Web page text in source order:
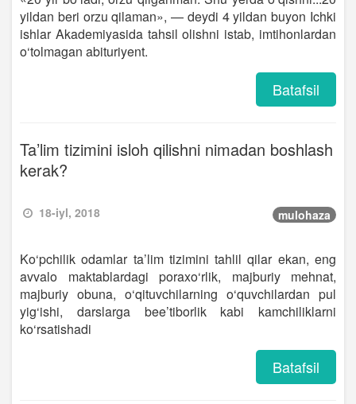
yildan beri orzu qilaman», — deydi 4 yildan buyon Ichki
ishlar Akademiyasida tahsil olishni istab, imtihonlardan
o‘tolmagan abituriyent.
Batafsil
Ta’lim tizimini isloh qilishni nimadan boshlash
kerak?
18-iyl, 2018 mulohaza
Ko‘pchilik odamlar ta’lim tizimini tahlil qilar ekan, eng
avvalo maktablardagi poraxo‘rlik, majburiy mehnat,
majburiy obuna, o‘qituvchilarning o‘quvchilardan pul
yig‘ishi, darslarga bee’tiborlik kabi kamchiliklarni
ko‘rsatishadi
Batafsil